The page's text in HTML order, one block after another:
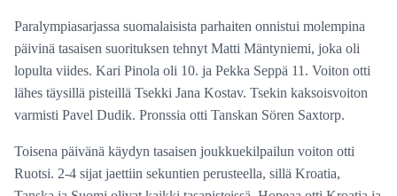
Paralympiasarjassa suomalaisista parhaiten onnistui molempina
päivinä tasaisen suorituksen tehnyt Matti Mäntyniemi, joka oli
lopulta viides. Kari Pinola oli 10. ja Pekka Seppä 11. Voiton otti
lähes täysillä pisteillä Tsekki Jana Kostav. Tsekin kaksoisvoiton
varmisti Pavel Dudik. Pronssia otti Tanskan Sören Saxtorp.
Toisena päivänä käydyn tasaisen joukkuekilpailun voiton otti
Ruotsi. 2-4 sijat jaettiin sekuntien perusteella, sillä Kroatia,